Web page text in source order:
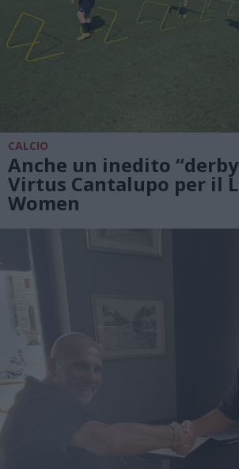
CALCIO
Anche un inedito
Virtus Cantalupo per il
Women